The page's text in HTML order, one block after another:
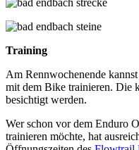
Training
Am Rennwochenende
mit dem Bike trainieren. Die
besichtigt werden.
Wer schon vor dem Enduro
trainieren möchte, hat